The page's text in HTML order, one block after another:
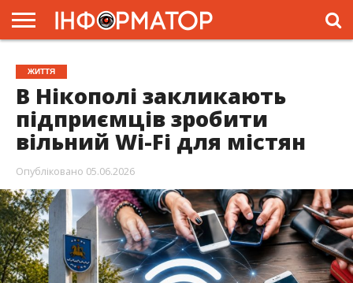
ГОЛОВНА
ЖИТТЯ
ВЛАДА
ГРОШІ
ТРЕШ
ПРЕС-
РЕЛІЗИ
РЕКЛАМА
ПРОЕКТИ
ЖИТТЯ
В Нікополі закликають
підприємців зробити
вільний Wi-Fi для містян
Опубліковано 05.06.2026